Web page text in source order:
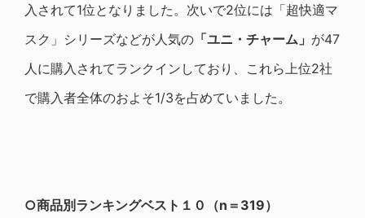
入されて1位となりました。次いで2位には「超快適マ
スク」シリーズなどが人気の 「ユニ・チャーム」 が47
人に購入されてランクインしており、これら上位2社
で購入者全体のおよそ1/3を占めていました。
○商品別ランキングベスト１０（n＝319）